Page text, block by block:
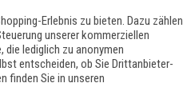
Erlebnis zu bieten. Dazu zählen
unserer kommerziellen
lediglich zu anonymen
entscheiden, ob Sie Drittanbieter-
finden Sie in unseren